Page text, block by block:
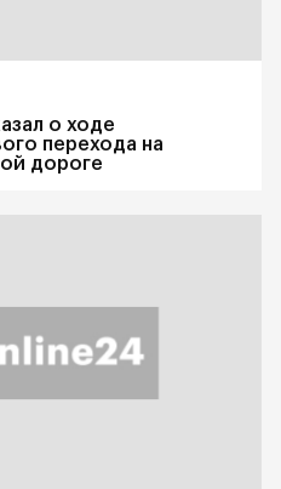
о ходе
перехода на
дороге